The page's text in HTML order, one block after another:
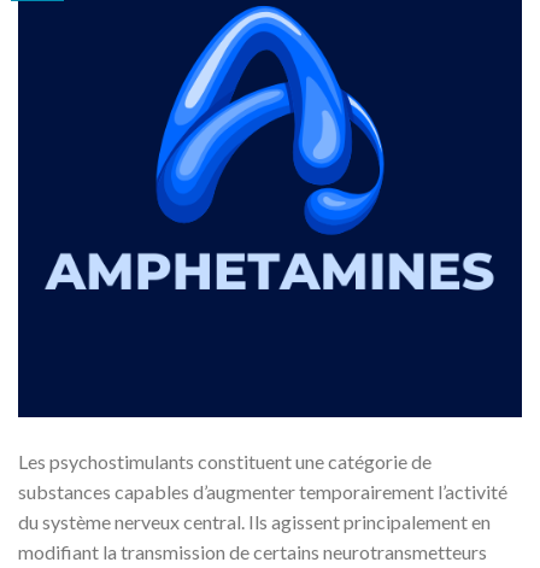
Les psychostimulants constituent une catégorie de
substances capables d’augmenter temporairement l’activité
du système nerveux central. Ils agissent principalement en
modifiant la transmission de certains neurotransmetteurs